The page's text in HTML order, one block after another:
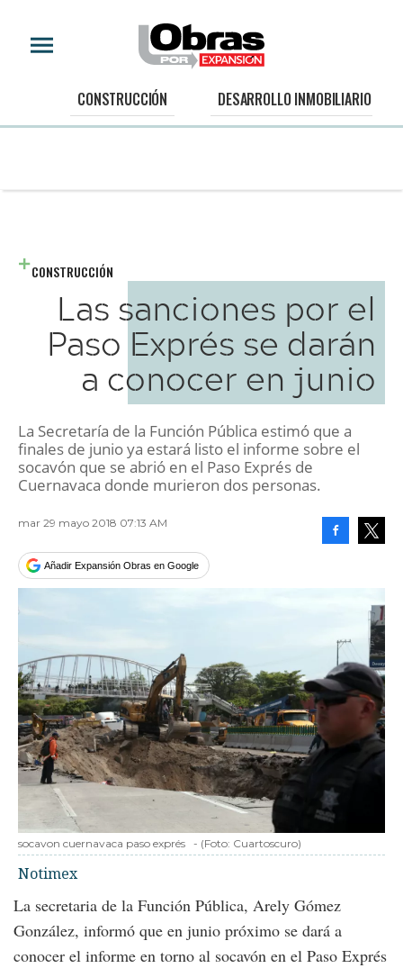
CONSTRUCCIÓN DESARROLLO INMOBILIARIO
CONSTRUCCIÓN
Las sanciones por el
Paso Exprés se darán
a conocer en junio
La Secretaría de la Función Pública estimó que a
finales de junio ya estará listo el informe sobre el
socavón que se abrió en el Paso Exprés de
Cuernavaca donde murieron dos personas.
mar 29 mayo 2018 07:13 AM
Añadir Expansión Obras en Google
socavon cuernavaca paso exprés - (Foto: Cuartoscuro)
Notimex
La secretaria de la Función Pública, Arely Gómez
González, informó que en junio próximo se dará a
conocer el informe en torno al socavón en el Paso Exprés